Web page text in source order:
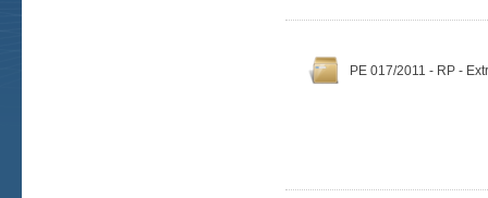
PE 017/2011 - RP -